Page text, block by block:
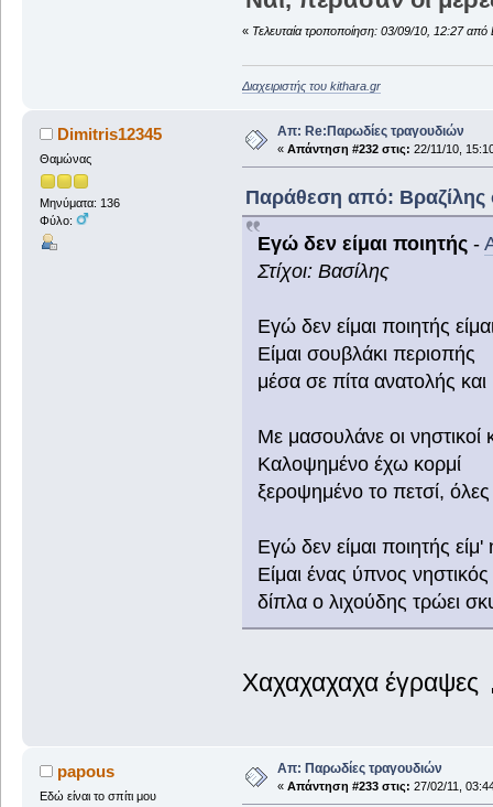
« Τελευταία τροποποίηση: 03/09/10, 12:27 από
Διαχειριστής του kithara.gr
Dimitris12345
Θαμώνας
Μηνύματα: 136
Φύλο:
Απ: Re:Παρωδίες τραγουδιών
« Απάντηση #232 στις: 22/11/10,
Παράθεση από: Βραζίλης
Εγώ δεν είμαι ποιητής-
Στίχοι: Βασίλης
Εγώ δεν είμαι ποιητής
Είμαι σουβλάκι περιοπής
μέσα σε πίτα ανατολής και
Με μασουλάνε οι νηστικοί
Καλοψημένο έχω κορμί
ξεροψημένο το πετσί, όλες
Εγώ δεν είμαι ποιητής είμ'
Είμαι ένας ύπνος νηστικός
δίπλα ο λιχούδης τρώει
Χαχαχαχαχα έγραψες
papous
Εδώ είναι το σπίτι μου
Απ: Παρωδίες τραγουδιών
« Απάντηση #233 στις: 27/02/11,